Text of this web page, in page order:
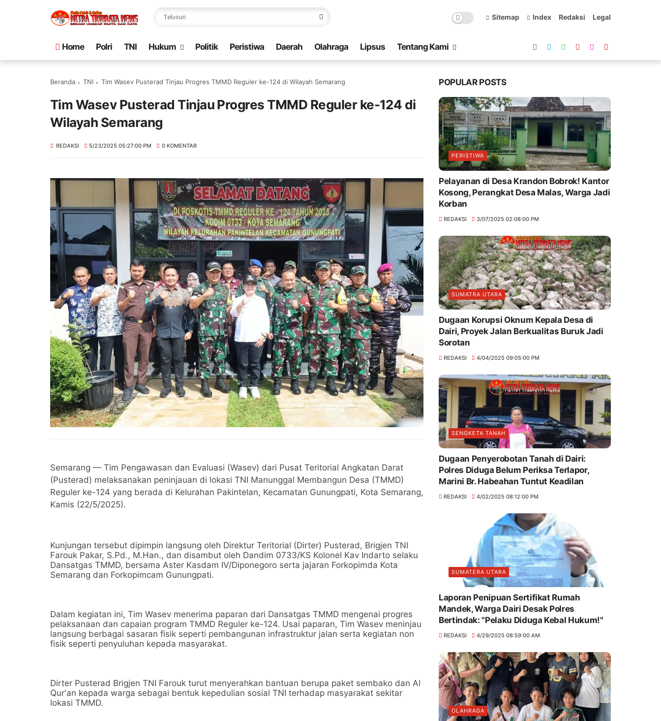
Sitemap Index Redaksi Legal
Home Polri TNI Hukum Politik Peristiwa Daerah Olahraga Lipsus Tentang Kami
Beranda TNI Tim Wasev Pusterad Tinjau Progres TMMD Reguler ke-124 di Wilayah Semarang
Tim Wasev Pusterad Tinjau Progres TMMD Reguler ke-124 di
Wilayah Semarang
REDAKSI 5/23/2025 05:27:00 PM 0 KOMENTAR
Semarang — Tim Pengawasan dan Evaluasi (Wasev) dari Pusat Teritorial Angkatan Darat
(Pusterad) melaksanakan peninjauan di lokasi TNI Manunggal Membangun Desa (TMMD)
Reguler ke-124 yang berada di Kelurahan Pakintelan, Kecamatan Gunungpati, Kota Semarang,
Kamis (22/5/2025).
Kunjungan tersebut dipimpin langsung oleh Direktur Teritorial (Dirter) Pusterad, Brigjen TNI
Farouk Pakar, S.Pd., M.Han., dan disambut oleh Dandim 0733/KS Kolonel Kav Indarto selaku
Dansatgas TMMD, bersama Aster Kasdam IV/Diponegoro serta jajaran Forkopimda Kota
Semarang dan Forkopimcam Gunungpati.
Dalam kegiatan ini, Tim Wasev menerima paparan dari Dansatgas TMMD mengenai progres
pelaksanaan dan capaian program TMMD Reguler ke-124. Usai paparan, Tim Wasev meninjau
langsung berbagai sasaran fisik seperti pembangunan infrastruktur jalan serta kegiatan non
fisik seperti penyuluhan kepada masyarakat.
Dirter Pusterad Brigjen TNI Farouk turut menyerahkan bantuan berupa paket sembako dan Al
Qur'an kepada warga sebagai bentuk kepedulian sosial TNI terhadap masyarakat sekitar
lokasi TMMD.
POPULAR POSTS
PERISTIWA
Pelayanan di Desa Krandon Bobrok! Kantor
Kosong, Perangkat Desa Malas, Warga Jadi
Korban
REDAKSI 3/07/2025 02:08:00 PM
SUMATRA UTARA
Dugaan Korupsi Oknum Kepala Desa di
Dairi, Proyek Jalan Berkualitas Buruk Jadi
Sorotan
REDAKSI 4/04/2025 09:05:00 PM
SENGKETA TANAH
Dugaan Penyerobotan Tanah di Dairi:
Polres Diduga Belum Periksa Terlapor,
Marini Br. Habeahan Tuntut Keadilan
REDAKSI 4/02/2025 08:12:00 PM
SUMATERA UTARA
Laporan Penipuan Sertifikat Rumah
Mandek, Warga Dairi Desak Polres
Bertindak: "Pelaku Diduga Kebal Hukum!"
REDAKSI 4/29/2025 08:59:00 AM
OLAHRAGA